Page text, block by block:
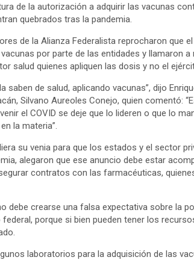
de la autorización a adquirir las vacunas
quebrados tras la pandemia.
de la Alianza Federalista reprocharon que
por parte de las entidades y llamaron
salud quienes apliquen las dosis y no el
saben de salud, aplicando vacunas”, dijo
Silvano Aureoles Conejo, quien comentó:
el COVID se deje que lo lideren o que lo
en la materia”.
su venia para que los estados y el sector
alegaron que ese anuncio debe estar
contratos con las farmacéuticas,
debe crearse una falsa expectativa sobre la
porque si bien pueden tener los
laboratorios para la adquisición de las